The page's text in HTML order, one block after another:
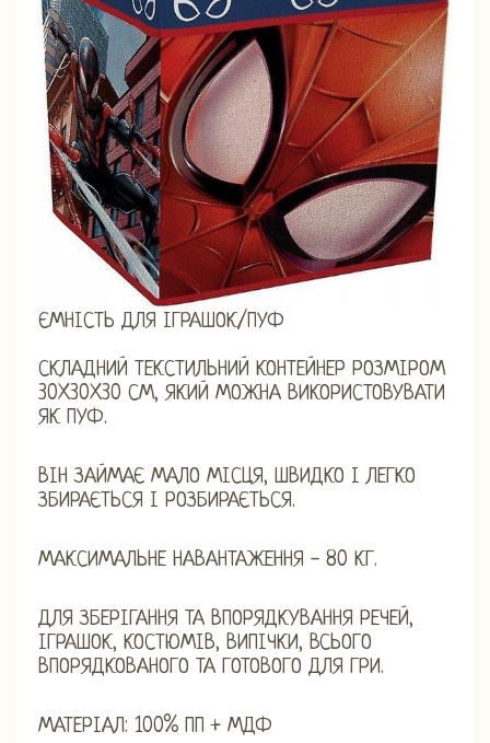
ЄМНІСТЬ ДЛЯ ІГРАШОК/ПУФ
СКЛАДНИЙ ТЕКСТИЛЬНИЙ КОНТЕЙНЕР РОЗМІРОМ
30X30X30 СМ, ЯКИЙ МОЖНА ВИКОРИСТОВУВАТИ
ЯК ПУФ.
ВІН ЗАЙМАЄ МАЛО МІСЦЯ, ШВИДКО І ЛЕГКО
ЗБИРАЄТЬСЯ І РОЗБИРАЄТЬСЯ.
МАКСИМАЛЬНЕ НАВАНТАЖЕННЯ - 80 КГ.
ДЛЯ ЗБЕРІГАННЯ ТА ВПОРЯДКУВАННЯ РЕЧЕЙ,
ІГРАШОК, КОСТЮМІВ, ВИПІЧКИ, ВСЬОГО
ВПОРЯДКОВАНОГО ТА ГОТОВОГО ДЛЯ ГРИ.
МАТЕРІАЛ: 100% ПП + МДФ